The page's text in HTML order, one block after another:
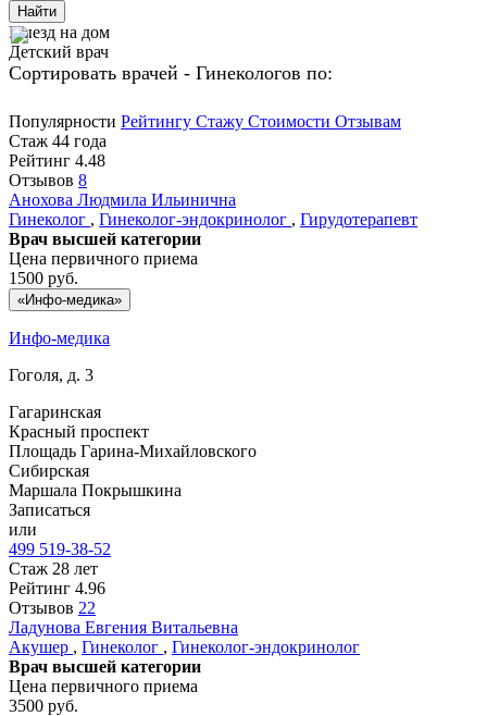
Найти
Выезд на дом
Детский врач
Сортировать врачей - Гинекологов по:
Популярности Рейтингу Стажу Стоимости Отзывам
Стаж 44 года
Рейтинг 4.48
Отзывов 8
Анохова Людмила Ильинична
Гинеколог , Гинеколог-эндокринолог , Гирудотерапевт
Врач высшей категории
Цена первичного приема
1500 руб.
«Инфо-медика»
Инфо-медика
Гоголя, д. 3
Гагаринская
Красный проспект
Площадь Гарина-Михайловского
Сибирская
Маршала Покрышкина
Записаться
или
499 519-38-52
Стаж 28 лет
Рейтинг 4.96
Отзывов 22
Ладунова Евгения Витальевна
Акушер , Гинеколог , Гинеколог-эндокринолог
Врач высшей категории
Цена первичного приема
3500 руб.